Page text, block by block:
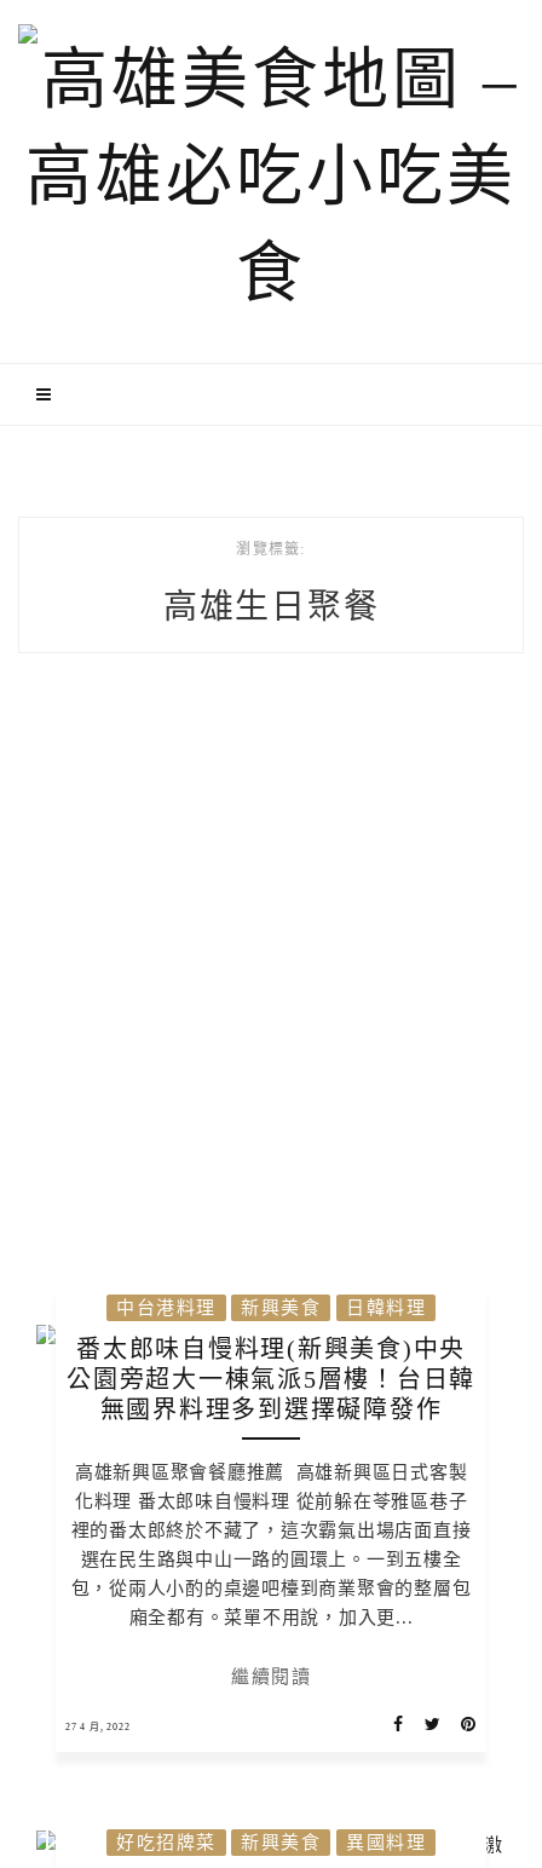
瀏覽標籤:
高雄生日聚餐
中台港料理 新興美食 日韓料理
番太郎味自慢料理(新興美食)中央
公園旁超大一棟氣派5層樓！台日韓
無國界料理多到選擇礙障發作
高雄新興區聚會餐廳推薦 高雄新興區日式客製
化料理 番太郎味自慢料理 從前躲在苓雅區巷子
裡的番太郎終於不藏了，這次霸氣出場店面直接
選在民生路與中山一路的圓環上。一到五樓全
包，從兩人小酌的桌邊吧檯到商業聚會的整層包
廂全都有。菜單不用說，加入更...
繼續閱讀
27 4 月, 2022
好吃招牌菜 新興美食 異國料理